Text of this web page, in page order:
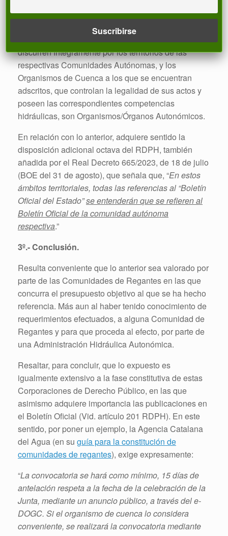
Sin embargo, en el ámbito de las cuencas
intracomunitarias, los recursos concesionales de las
Comunidades de Regantes proceden de aguas que
discurren íntegramente por los territorios de las
respectivas Comunidades Autónomas, y los
Organismos de Cuenca a los que se encuentran
adscritos, que controlan la legalidad de sus actos y
poseen las correspondientes competencias
hidráulicas, son Organismos/Órganos Autonómicos.
En relación con lo anterior, adquiere sentido la
disposición adicional octava del RDPH, también
añadida por el Real Decreto 665/2023, de 18 de julio
(BOE del 31 de agosto), que señala que, “En estos
ámbitos territoriales, todas las referencias al “Boletín
Oficial del Estado”se entenderán que se refieren al
Boletín Oficial de la comunidad autónoma
respectiva.”
3º.- Conclusión.
Resulta conveniente que lo anterior sea valorado por
parte de las Comunidades de Regantes en las que
concurra el presupuesto objetivo al que se ha hecho
referencia. Más aun al haber tenido conocimiento de
requerimientos efectuados, a alguna Comunidad de
Regantes y para que proceda al efecto, por parte de
una Administración Hidráulica Autonómica.
Resaltar, para concluir, que lo expuesto es
igualmente extensivo a la fase constitutiva de estas
Corporaciones de Derecho Público, en las que
asimismo adquiere importancia las publicaciones en
el Boletín Oficial (Vid. artículo 201 RDPH). En este
sentido, por poner un ejemplo, la Agencia Catalana
del Agua (en su guía para la constitución de
comunidades de regantes), exige expresamente:
“La convocatoria se hará como mínimo, 15 días de
antelación respeta a la fecha de la celebración de la
Junta, mediante un anuncio público, a través del e-
DOGC. Si el organismo de cuenca lo considera
conveniente, se realizará la convocatoria mediante